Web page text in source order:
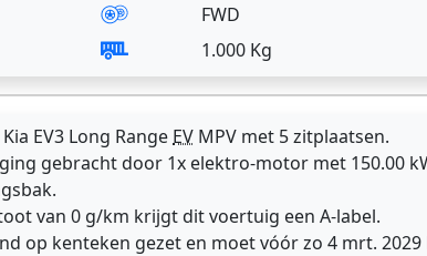
FWD
1.000 Kg
EV3 Long Range EV MPV met 5 zitplaatsen.
gebracht door 1x elektro-motor met 150.00
van 0 g/km krijgt dit voertuig een A-label.
op kenteken gezet en moet vóór zo 4 mrt.